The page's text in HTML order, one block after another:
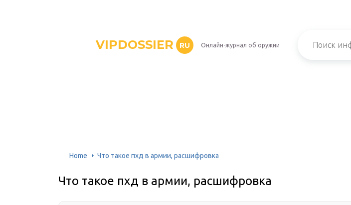
VIPDOSSIER RU Онлайн-журнал об оружии
Home Что такое пхд в армии, расшифровка
Что такое пхд в армии, расшифровка